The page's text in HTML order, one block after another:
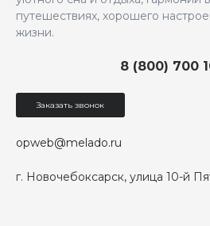
путешествиях, хорошего
жизни.
г. Новочебоксарск, улица 10-й
8 (800) 700
opweb@melado.ru
Заказать звонок